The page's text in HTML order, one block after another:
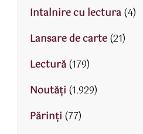
Intalnire cu lectura(4)
Lansare de carte(21)
Lectură(179)
Noutăți (1.929)
Părinţi (77)